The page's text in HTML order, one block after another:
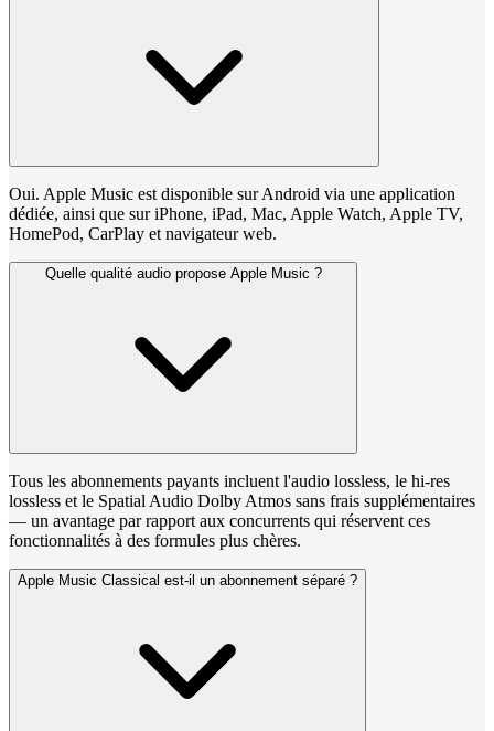
Oui. Apple Music est disponible sur Android via une application
dédiée, ainsi que sur iPhone, iPad, Mac, Apple Watch, Apple TV,
HomePod, CarPlay et navigateur web.
Quelle qualité audio propose Apple Music ?
Tous les abonnements payants incluent l'audio lossless, le hi-res
lossless et le Spatial Audio Dolby Atmos sans frais supplémentaires
— un avantage par rapport aux concurrents qui réservent ces
fonctionnalités à des formules plus chères.
Apple Music Classical est-il un abonnement séparé ?